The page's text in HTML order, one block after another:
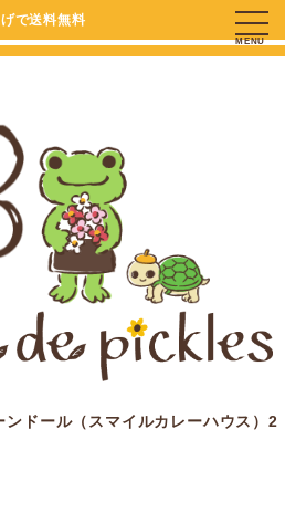
で送料無料
MENU
ンドール（スマイルカレーハウス）2